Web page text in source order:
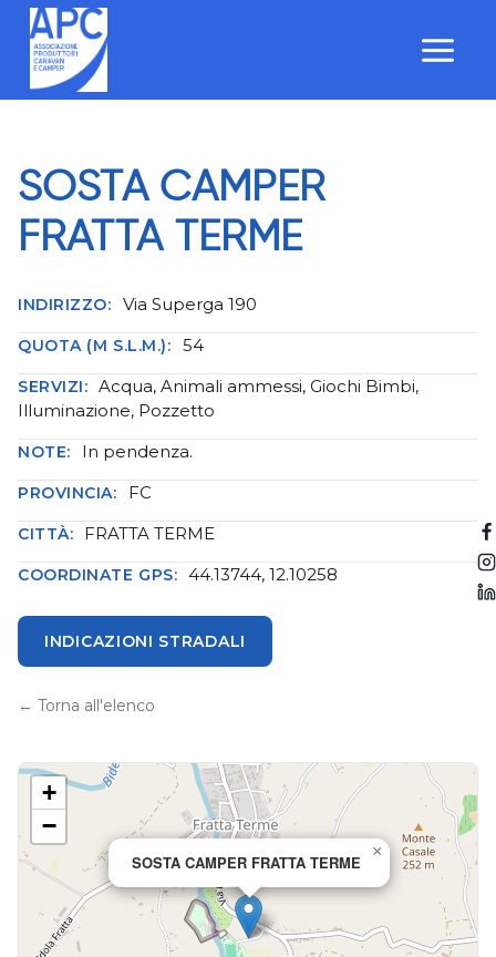
Salta
contenuto
SOSTA CAMPER
FRATTA TERME
INDIRIZZO: Via Superga 190
QUOTA (M S.L.M.): 54
SERVIZI: Acqua, Animali ammessi, Giochi Bimbi,
Illuminazione, Pozzetto
NOTE: In pendenza.
PROVINCIA: FC
CITTÀ: FRATTA TERME
COORDINATE GPS: 44.13744, 12.10258
INDICAZIONI STRADALI
← Torna all'elenco
SOSTA CAMPER FRATTA TERME
×
+
−